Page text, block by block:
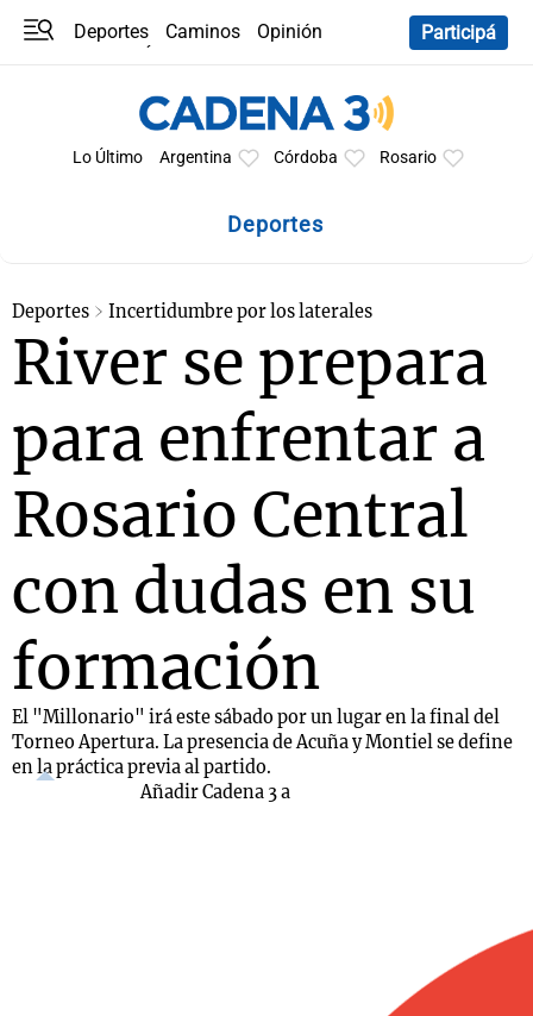
Deportes Caminos
Opinión
Participá
Lo Último Argentina Córdoba Rosario
Deportes
Deportes Incertidumbre por los laterales
River se prepara
para enfrentar a
Rosario Central
con dudas en su
formación
El "Millonario" irá este sábado por un lugar en la final del
Torneo Apertura. La presencia de Acuña y Montiel se define
en la práctica previa al partido.
Añadir Cadena 3 a